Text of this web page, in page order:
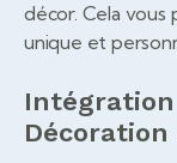
décor. Cela
unique et